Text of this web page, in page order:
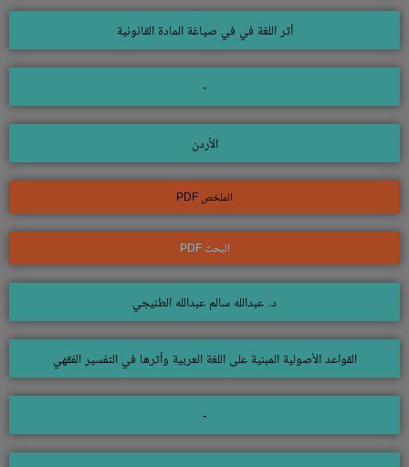
أثر اللغة في في صياغة المادة القانونية
-
الأردن
الملخص PDF
البحث PDF
د. عبدالله سالم عبدالله الطنيجي
القواعد الأصولية المبنية على اللغة العربية وأثرها في التفسير الفقهي
-